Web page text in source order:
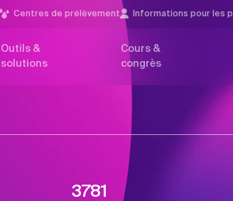
Centres de prélèvement Infor­mations pour les
Outils &
solutions
Cours &
congrès
3781